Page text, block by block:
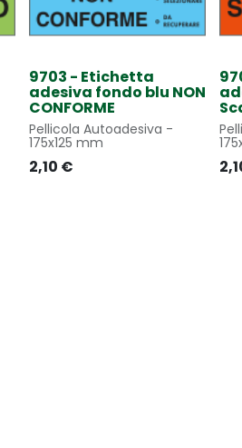
9703 - Etichetta
adesiva fondo blu NON
CONFORME
Pellicola Autoadesiva -
175x125 mm
2,10 €